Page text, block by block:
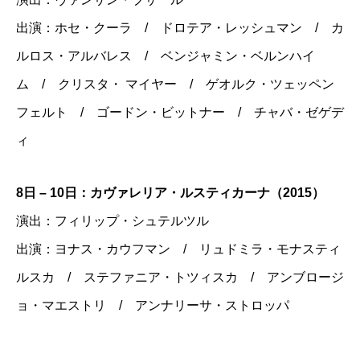
出演：ホセ・クーラ / ドロテア・レッシュマン / カ
ルロス・アルバレス / ベンジャミン・ベルンハイ
ム / クリスタ・ マイヤー / ゲオルク・ツェッペン
フェルト / ゴードン・ビットナー / チャバ・ゼゲデ
ィ
8日 – 10日：カヴァレリア・ルスティカーナ（2015）
演出：フィリップ・シュテルツル
出演：ヨナス・カウフマン / リュドミラ・モナスティ
ルスカ / ステファニア・トツィスカ / アンブロージ
ョ・マエストリ / アンナリーサ・ストロッパ